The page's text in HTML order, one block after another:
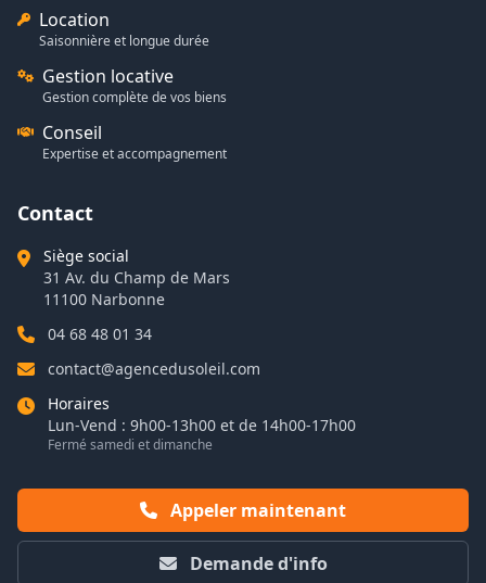
Location
Saisonnière et longue durée
Gestion locative
Gestion complète de vos biens
Conseil
Expertise et accompagnement
Contact
Siège social
31 Av. du Champ de Mars
11100 Narbonne
04 68 48 01 34
contact@agencedusoleil.com
Horaires
Lun-Vend : 9h00-13h00 et de 14h00-17h00
Fermé samedi et dimanche
Appeler maintenant
Demande d'info